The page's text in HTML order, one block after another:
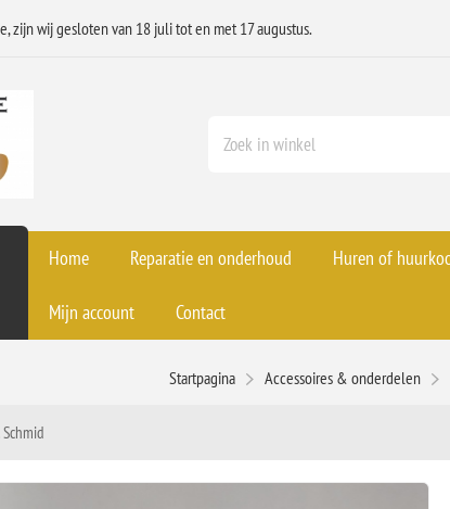
zijn wij gesloten van 18 juli tot en met 17 augustus.
Home Reparatie en onderhoud Huren of
Mijn account Contact
Startpagina Accessoires & onderdelen